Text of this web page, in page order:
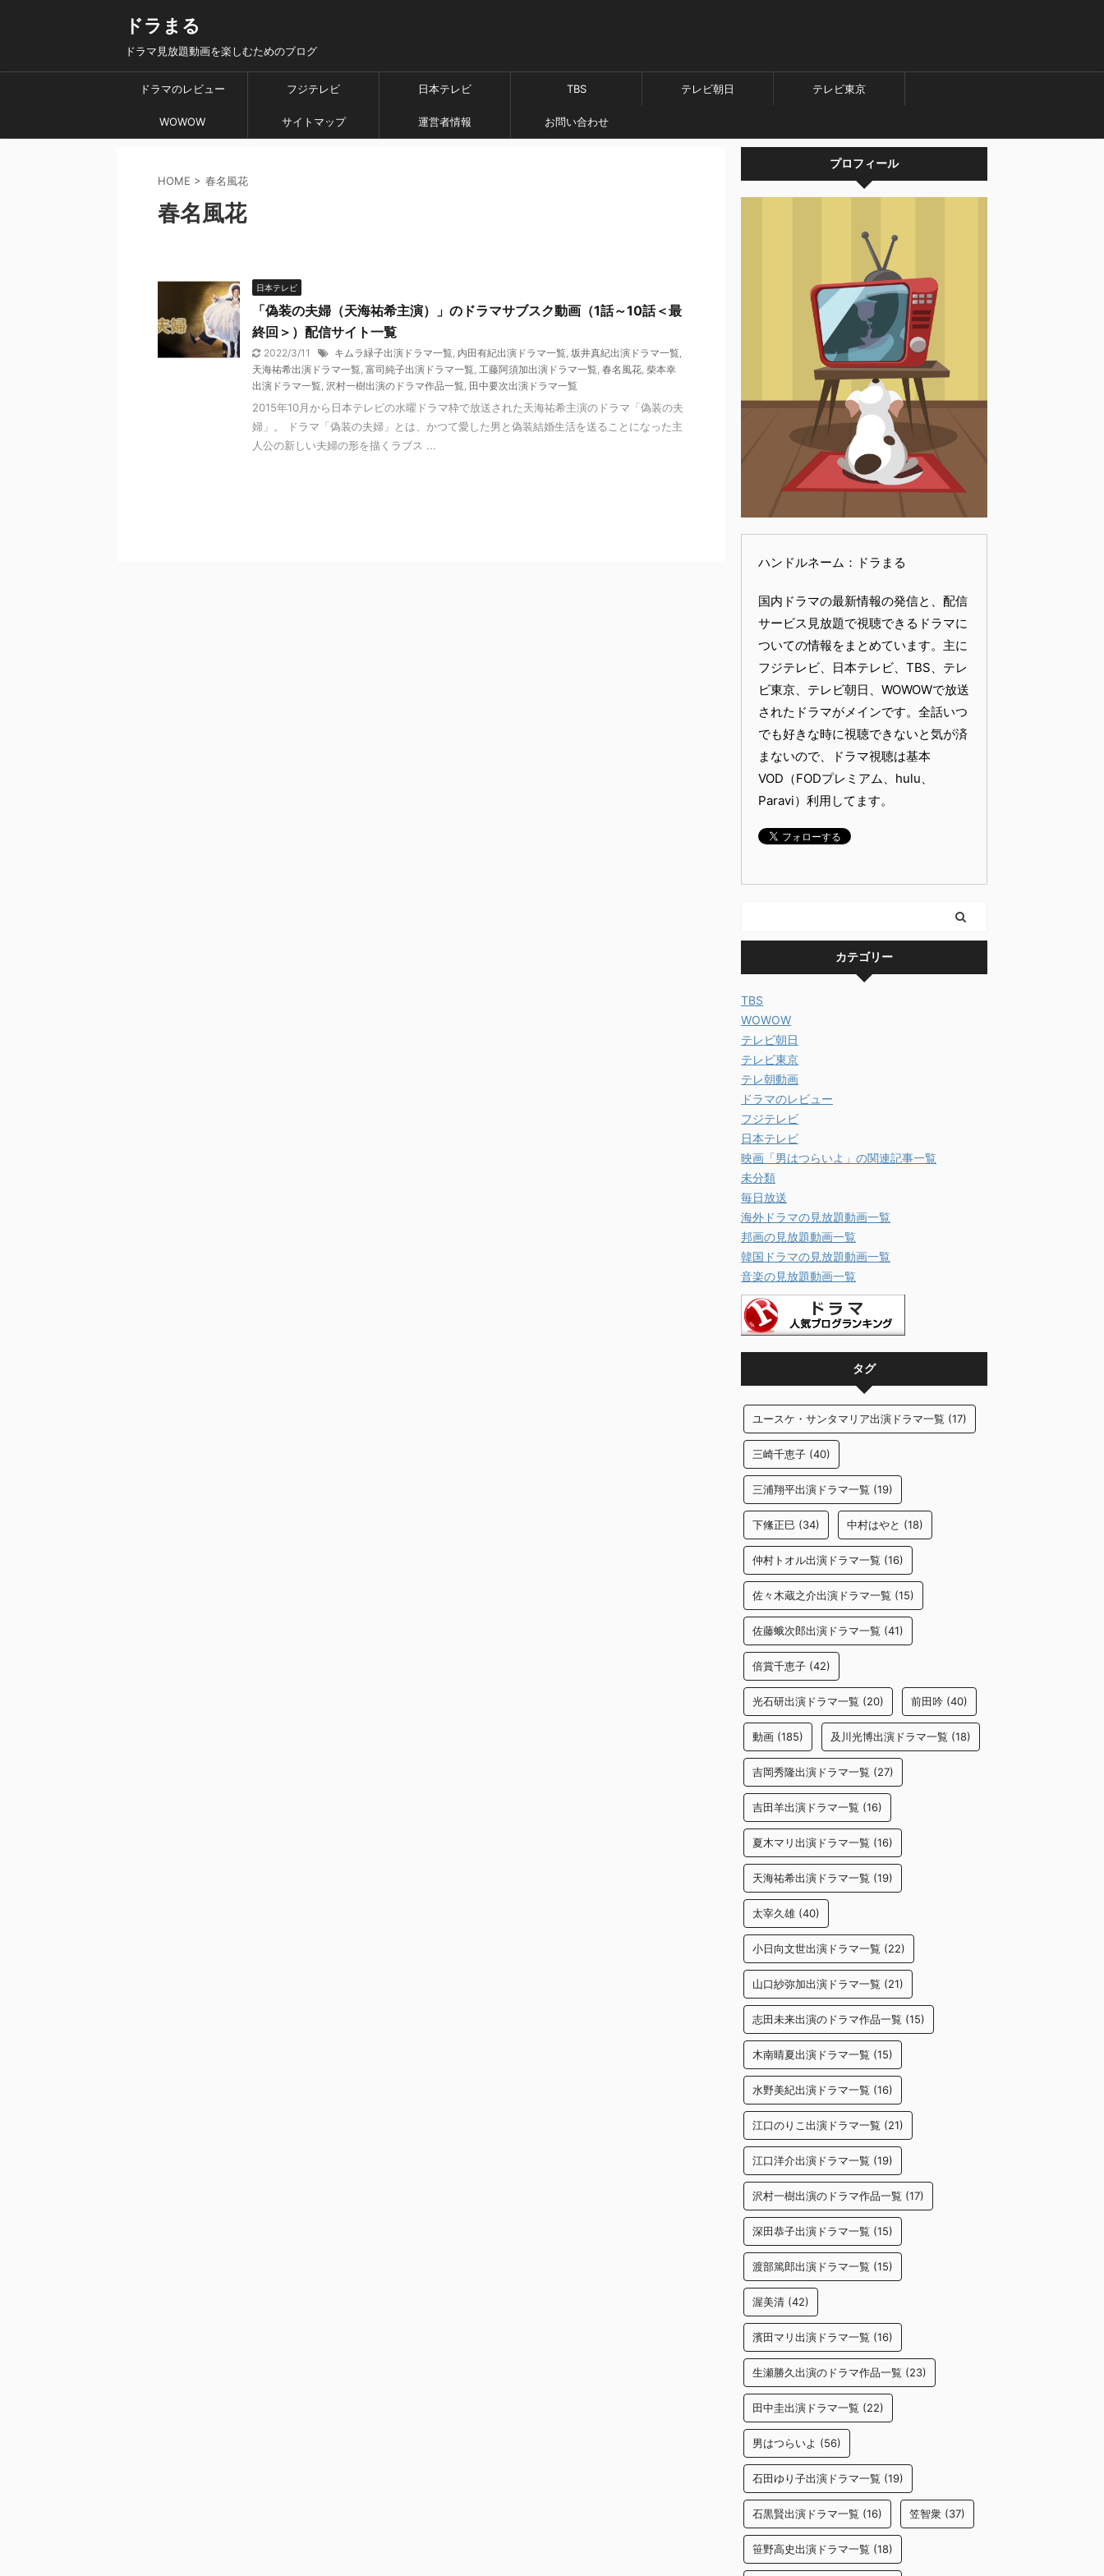
ドラまる
ドラマ見放題動画を楽しむためのブログ
ドラマのレビュー フジテレビ 日本テレビ TBS テレビ朝日 テレビ東京
WOWOW サイトマップ 運営者情報 お問い合わせ
HOME > 春名風花
春名風花
日本テレビ
「偽装の夫婦（天海祐希主演）」のドラマサブスク動画（1話～10話＜最
終回＞）配信サイト一覧
2022/3/11 キムラ緑子出演ドラマ一覧, 内田有紀出演ドラマ一覧, 坂井真紀出演ドラマ一覧,
天海祐希出演ドラマ一覧, 富司純子出演ドラマ一覧, 工藤阿須加出演ドラマ一覧, 春名風花, 柴本幸
出演ドラマ一覧, 沢村一樹出演のドラマ作品一覧, 田中要次出演ドラマ一覧
2015年10月から日本テレビの水曜ドラマ枠で放送された天海祐希主演のドラマ「偽装の夫
婦」。 ドラマ「偽装の夫婦」とは、かつて愛した男と偽装結婚生活を送ることになった主
人公の新しい夫婦の形を描くラブス ...
プロフィール
ハンドルネーム：ドラまる
国内ドラマの最新情報の発信と、配信
サービス見放題で視聴できるドラマに
ついての情報をまとめています。主に
フジテレビ、日本テレビ、TBS、テレ
ビ東京、テレビ朝日、WOWOWで放送
されたドラマがメインです。全話いつ
でも好きな時に視聴できないと気が済
まないので、ドラマ視聴は基本
VOD（FODプレミアム、hulu、
Paravi）利用してます。
カテゴリー
TBS
WOWOW
テレビ朝日
テレビ東京
テレ朝動画
ドラマのレビュー
フジテレビ
日本テレビ
映画「男はつらいよ」の関連記事一覧
未分類
毎日放送
海外ドラマの見放題動画一覧
邦画の見放題動画一覧
韓国ドラマの見放題動画一覧
音楽の見放題動画一覧
タグ
ユースケ・サンタマリア出演ドラマ一覧 (17)
三崎千恵子 (40)
三浦翔平出演ドラマ一覧 (19)
下絛正巳 (34) 中村はやと (18)
仲村トオル出演ドラマ一覧 (16)
佐々木蔵之介出演ドラマ一覧 (15)
佐藤蛾次郎出演ドラマ一覧 (41)
倍賞千恵子 (42)
光石研出演ドラマ一覧 (20) 前田吟 (40)
動画 (185) 及川光博出演ドラマ一覧 (18)
吉岡秀隆出演ドラマ一覧 (27)
吉田羊出演ドラマ一覧 (16)
夏木マリ出演ドラマ一覧 (16)
天海祐希出演ドラマ一覧 (19)
太宰久雄 (40)
小日向文世出演ドラマ一覧 (22)
山口紗弥加出演ドラマ一覧 (21)
志田未来出演のドラマ作品一覧 (15)
木南晴夏出演ドラマ一覧 (15)
水野美紀出演ドラマ一覧 (16)
江口のりこ出演ドラマ一覧 (21)
江口洋介出演ドラマ一覧 (19)
沢村一樹出演のドラマ作品一覧 (17)
深田恭子出演ドラマ一覧 (15)
渡部篤郎出演ドラマ一覧 (15)
渥美清 (42)
濱田マリ出演ドラマ一覧 (16)
生瀬勝久出演のドラマ作品一覧 (23)
田中圭出演ドラマ一覧 (22)
男はつらいよ (56)
石田ゆり子出演ドラマ一覧 (19)
石黒賢出演ドラマ一覧 (16) 笠智衆 (37)
笹野高史出演ドラマ一覧 (18)